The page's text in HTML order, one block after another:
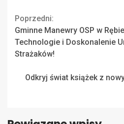
Continue
Reading
Poprzedni:
Gminne Manewry OSP w
Technologie i Doskonalenie
Strażaków!
Odkryj świat książek z